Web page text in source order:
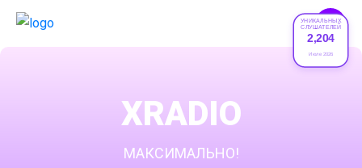
УНИКАЛЬНЫХ
СЛУШАТЕЛЕЙ
2,204
Июле 2026
XRADIO
МАКСИМАЛЬНО!